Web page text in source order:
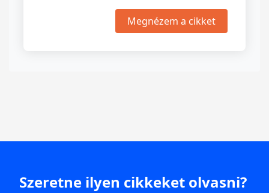
Megnézem a cikket
Szeretne ilyen cikkeket olvasni?